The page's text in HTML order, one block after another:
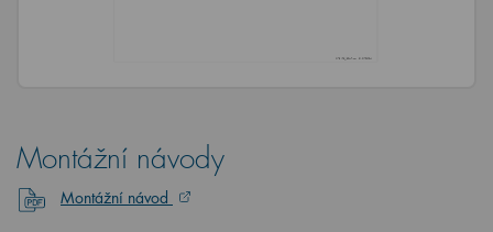
Montážní návody
Montážní návod